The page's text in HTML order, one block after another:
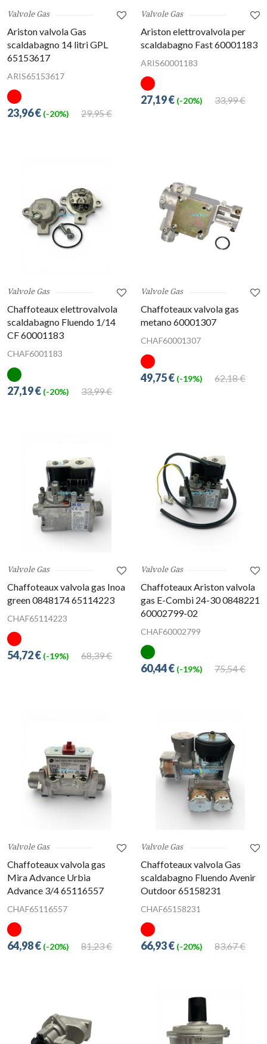
Valvole Gas
Ariston valvola Gas
scaldabagno 14 litri GPL
65153617
ARIS65153617
29,95 €
23,96 € (-20%)
Valvole Gas
Ariston elettrovalvola per
scaldabagno Fast 60001183
ARIS60001183
33,99 €
27,19 € (-20%)
Valvole Gas
Chaffoteaux elettrovalvola
scaldabagno Fluendo 1/14
CF 60001183
CHAF6001183
33,99 €
27,19 € (-20%)
Valvole Gas
Chaffoteaux valvola gas
metano 60001307
CHAF60001307
62,18 €
49,75 € (-19%)
Valvole Gas
Chaffoteaux valvola gas Inoa
green 0848174 65114223
CHAF65114223
68,39 €
54,72 € (-19%)
Valvole Gas
Chaffoteaux Ariston valvola
gas E-Combi 24-30 0848221
60002799-02
CHAF60002799
75,54 €
60,44 € (-19%)
Valvole Gas
Chaffoteaux valvola gas
Mira Advance Urbia
Advance 3/4 65116557
CHAF65116557
81,23 €
64,98 € (-20%)
Valvole Gas
Chaffoteaux valvola Gas
scaldabagno Fluendo Avenir
Outdoor 65158231
CHAF65158231
83,67 €
66,93 € (-20%)